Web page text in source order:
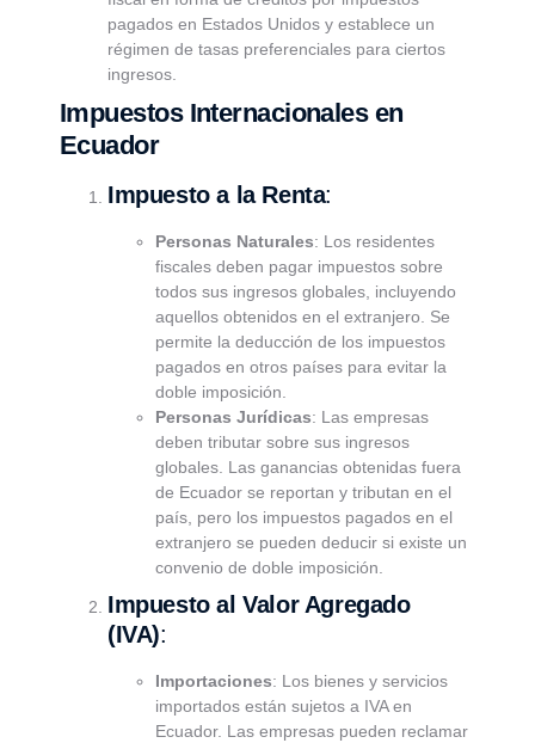
pagados en Estados Unidos y establece un
régimen de tasas preferenciales para ciertos
ingresos.
Impuestos Internacionales en
Ecuador
Impuesto a la Renta:
Personas Naturales: Los residentes
fiscales deben pagar impuestos sobre
todos sus ingresos globales, incluyendo
aquellos obtenidos en el extranjero. Se
permite la deducción de los impuestos
pagados en otros países para evitar la
doble imposición.
Personas Jurídicas: Las empresas
deben tributar sobre sus ingresos
globales. Las ganancias obtenidas fuera
de Ecuador se reportan y tributan en el
país, pero los impuestos pagados en el
extranjero se pueden deducir si existe un
convenio de doble imposición.
Impuesto al Valor Agregado
(IVA):
Importaciones: Los bienes y servicios
importados están sujetos a IVA en
Ecuador. Las empresas pueden reclamar